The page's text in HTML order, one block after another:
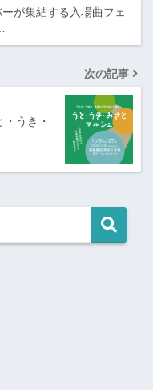
が集結する入場曲フェ
次の記事
うき・